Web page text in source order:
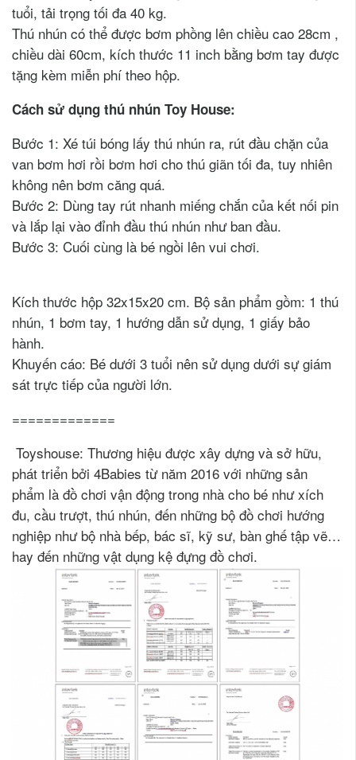
tuổi, tải trọng tối đa 40 kg.
Thú nhún có thể được bơm phồng lên chiều cao 28cm ,
chiều dài 60cm, kích thước 11 inch bằng bơm tay được
tặng kèm miễn phí theo hộp.
Cách sử dụng thú nhún Toy House:
Bước 1: Xé túi bóng lấy thú nhún ra, rút đầu chặn của
van bơm hơi rồi bơm hơi cho thú giãn tối đa, tuy nhiên
không nên bơm căng quá.
Bước 2: Dùng tay rút nhanh miếng chắn của kết nối pin
và lắp lại vào đỉnh đầu thú nhún như ban đầu.
Bước 3: Cuối cùng là bé ngồi lên vui chơi.
Kích thước hộp 32x15x20 cm. Bộ sản phẩm gồm: 1 thú
nhún, 1 bơm tay, 1 hướng dẫn sử dụng, 1 giấy bảo
hành.
Khuyến cáo: Bé dưới 3 tuổi nên sử dụng dưới sự giám
sát trực tiếp của người lớn.
=============
Toyshouse: Thương hiệu được xây dựng và sở hữu,
phát triển bởi 4Babies từ năm 2016 với những sản
phẩm là đồ chơi vận động trong nhà cho bé như xích
đu, cầu trượt, thú nhún, đến những bộ đồ chơi hướng
nghiệp như bộ nhà bếp, bác sĩ, kỹ sư, bàn ghế tập vẽ…
hay đến những vật dụng kệ đựng đồ chơi.